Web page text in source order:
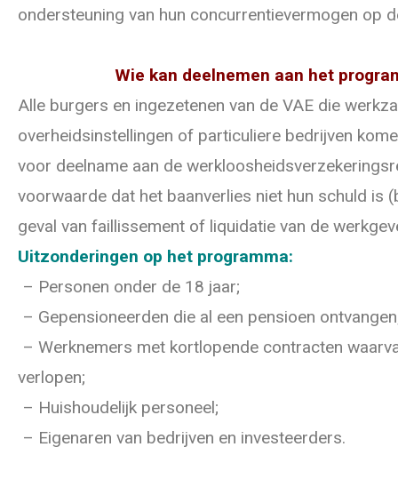
ondersteuning van hun concurrentievermogen op
Wie kan deelnemen aan het
Alle burgers en ingezetenen van de VAE die
overheidsinstellingen of particuliere bedrijven
voor deelname aan de
voorwaarde dat het baanverlies niet hun schuld is
geval van faillissement of liquidatie van de
Uitzonderingen op het programma:
– Personen onder de 18 jaar;
– Gepensioneerden die al een pensioen
– Werknemers met kortlopende contracten
verlopen;
– Huishoudelijk personeel;
– Eigenaren van bedrijven en investeerders.